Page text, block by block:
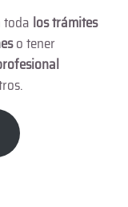
toda los trámites
o tener